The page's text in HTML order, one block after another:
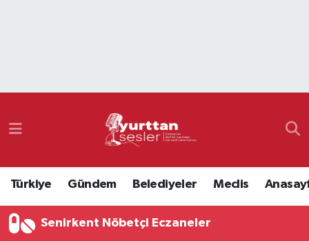
Türkiye Gündem Belediyeler Meclis
Senirkent Nöbetçi Eczaneler
Namaz Vakitleri
Süper Lig Puan Durumu ve Fikstür
Tüm Manşetler